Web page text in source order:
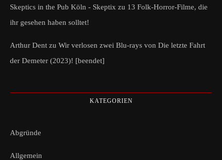
Skeptics in the Pub Köln - Skeptix zu 13 Folk-Horror-Filme, die
ihr gesehen haben solltet!
Arthur Dent zu Wir verlosen zwei Blu-rays von Die letzte Fahrt
der Demeter (2023)! [beendet]
KATEGORIEN
Abgründe
Allgemein